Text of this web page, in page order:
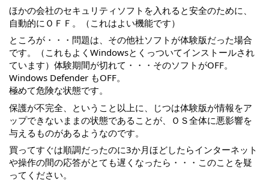
ほかの会社のセキュリティソフトを入れると安全のために、
自動的にＯＦＦ。（これはよい機能です）
ところが・・・問題は、その他社ソフトが体験版だった場合
です。（これもよくWindowsとくっついてインストールされ
ています）体験期間が切れて・・・そのソフトがOFF。
Windows Defender もOFF。
極めて危険な状態です。
保護が不完全、ということ以上に、じつは体験版が情報をア
ップできないままの状態であることが、ＯＳ全体に悪影響を
与えるものがあるようなのです。
買ってすぐは順調だったのに3か月ほどしたらインターネット
や操作の間の応答がとても遅くなったら・・・このことを疑
ってください。